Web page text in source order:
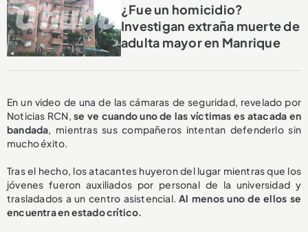
¿Fue un homicidio?
Investigan extraña muerte de
adulta mayor en Manrique
En un video de una de las cámaras de seguridad, revelado por
Noticias RCN,se ve cuando uno de las víctimas es atacada en
bandada, mientras sus compañeros intentan defenderlo sin
mucho éxito.
Tras el hecho, los atacantes huyeron del lugar mientras que los
jóvenes fueron auxiliados por personal de la universidad y
trasladados a un centro asistencial.Al menos uno de ellos se
encuentra en estado crítico.